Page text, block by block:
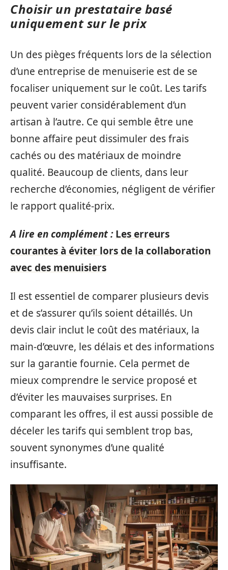
Choisir un prestataire basé
uniquement sur le prix
Un des pièges fréquents lors de la sélection
d’une entreprise de menuiserie est de se
focaliser uniquement sur le coût. Les tarifs
peuvent varier considérablement d’un
artisan à l’autre. Ce qui semble être une
bonne affaire peut dissimuler des frais
cachés ou des matériaux de moindre
qualité. Beaucoup de clients, dans leur
recherche d’économies, négligent de vérifier
le rapport qualité-prix.
A lire en complément : Les erreurs
courantes à éviter lors de la collaboration
avec des menuisiers
Il est essentiel de comparer plusieurs devis
et de s’assurer qu’ils soient détaillés. Un
devis clair inclut le coût des matériaux, la
main-d’œuvre, les délais et des informations
sur la garantie fournie. Cela permet de
mieux comprendre le service proposé et
d’éviter les mauvaises surprises. En
comparant les offres, il est aussi possible de
déceler les tarifs qui semblent trop bas,
souvent synonymes d’une qualité
insuffisante.